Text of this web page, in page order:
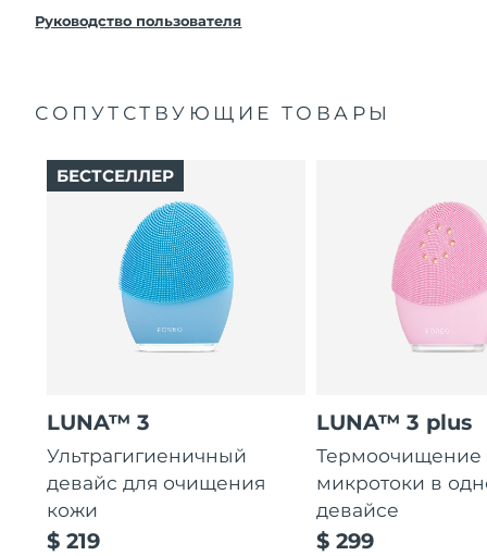
FOREO заменит его бесплатно.
Руководство пользователя
СОПУТСТВУЮЩИЕ ТОВАРЫ
LUNA™ 3
Ультрагигиеничный
девайс для очищения
кожи
$ 219
БЕСТСЕЛЛЕР
LUNA™ 3 plus
Термоочищение
микротоки в
девайсе
$ 299